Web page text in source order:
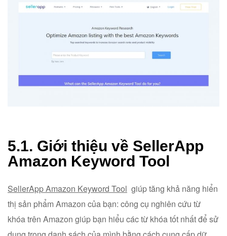
5.1. Giới thiệu về SellerApp
Amazon Keyword Tool
SellerApp Amazon Keyword Tool giúp tăng khả năng hiển
thị sản phẩm Amazon của bạn: công cụ nghiên cứu từ
khóa trên Amazon giúp bạn hiểu các từ khóa tốt nhất để sử